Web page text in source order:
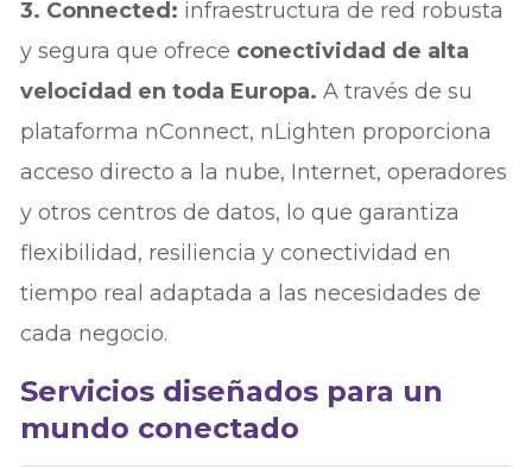
3. Connected: infraestructura de red robusta
y segura que ofrece conectividad de alta
velocidad en toda Europa.A través de su
plataforma nConnect, nLighten proporciona
acceso directo a la nube, Internet, operadores
y otros centros de datos, lo que garantiza
flexibilidad, resiliencia y conectividad en
tiempo real adaptada a las necesidades de
cada negocio.
Servicios diseñados para un
mundo conectado